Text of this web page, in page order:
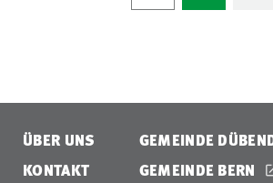
ÜBER UNS
KONTAKT
GEMEINDE
GEMEINDE BERN